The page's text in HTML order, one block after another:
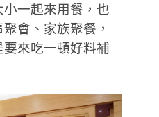
一起來用餐，也
會、家族聚餐，
來吃一頓好料補